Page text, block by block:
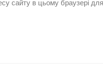
сайту в цьому браузері